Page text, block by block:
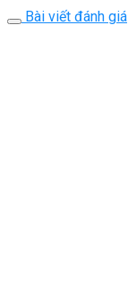
Bài viết đánh giá